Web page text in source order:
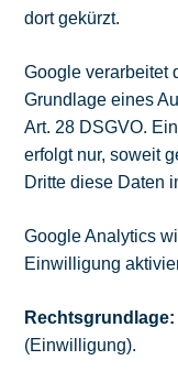
dort gekürzt.
Google verarbeitet
Grundlage eines
Art. 28 DSGVO.
erfolgt nur, soweit
Dritte diese Daten
Google Analytics
Einwilligung
Rechtsgrundlage:
(Einwilligung).